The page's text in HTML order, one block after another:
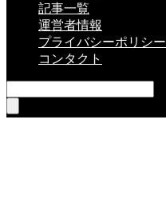
記事一覧
運営者情報
プライバシーポリシー
コンタクト